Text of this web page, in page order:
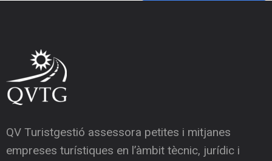
QV Turistgestió assessora petites i mitjanes
empreses turístiques en l’àmbit tècnic, jurídic i